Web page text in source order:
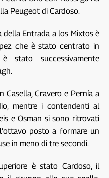
Peugeot di Cardoso.
Entrada a los Mixtos è
che è stato centrato in
successivamente
Casella, Cravero e Pernía a
mentre i contendenti al
e Osman si sono ritrovati
posto a formare un
in meno di tre secondi.
è stato Cardoso, il